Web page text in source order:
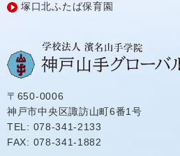
塚口北ふたば保育園
〒650-0006
神戸市中央区諏訪山町6番1号
TEL: 078-341-2133
FAX: 078-341-1882